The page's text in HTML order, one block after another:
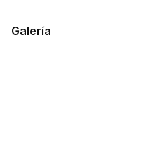
Galería